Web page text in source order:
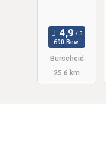
690 Bew.
Burscheid
25.6 km